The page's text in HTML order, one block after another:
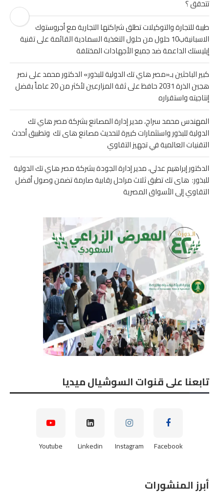
تتحقق ؟
طيبة للتجارة والتوكيلات تطلق شراكتها التجارية مع أجروستوك
الاسبانيةب10 حلول من حلول التغذية السمادية القائمة على تقنية
إيليستك الداعمة ضد جميع الأجهادات المختلفة
كبير الباحثين بـ«مصر هاي تك الدولية للبذور» الدكتور محمد على نصر
هجين الذرة 2031 حافظ على ثقة المزارعين لأكثر من 20 عاماً بفضل
إنتاجيته واستقراره
المهندس محمد سراج، مدير إدارة المصانع بشركة مصر هاي تك
الدولية للبذور واستثمارات كبيرة لتحديث مصانع هاى تك وتطبيق أحدث
التقنيات العالمية في تجهيز التقاوي
الدكتور إبراهيم عدلي، مدير إدارة الجودة بشركة مصر هاي تك الدولية
للبذور: هاى تك تطبق ثلاث مراحل رقابية صارمة تضمن وصول أفضل
التقاوي إلى الأسواق المصرية
تابعنا على قنوات السوشيال ميديا
Facebook
Instagram
Linkedin
Youtube
أبرز المنشورات